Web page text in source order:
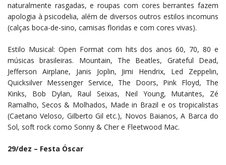
naturalmente rasgadas, e roupas com cores berrantes fazem
apologia à psicodelia, além de diversos outros estilos incomuns
(calças boca-de-sino, camisas floridas e com cores vivas).
Estilo Musical: Open Format com hits dos anos 60, 70, 80 e
músicas brasileiras. Mountain, The Beatles, Grateful Dead,
Jefferson Airplane, Janis Joplin, Jimi Hendrix, Led Zeppelin,
Quicksilver Messenger Service, The Doors, Pink Floyd, The
Kinks, Bob Dylan, Raul Seixas, Neil Young, Mutantes, Zé
Ramalho, Secos & Molhados, Made in Brazil e os tropicalistas
(Caetano Veloso, Gilberto Gil etc.), Novos Baianos, A Barca do
Sol, soft rock como Sonny & Cher e Fleetwood Mac.
29/dez – Festa Óscar